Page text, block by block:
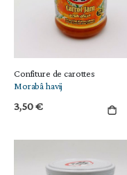
Confiture de carottes
Morabâ havij
3,50 €